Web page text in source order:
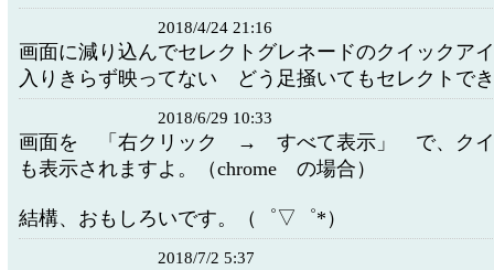
2018/4/24 21:16
画面に減り込んでセレクトグレネードのクイックア
入りきらず映ってない どう足掻いてもセレクトで
2018/6/29 10:33
画面を 「右クリック → すべて表示」 で、クイ
も表示されますよ。（chrome の場合）
結構、おもしろいです。（゜▽゜*）
2018/7/2 5:37